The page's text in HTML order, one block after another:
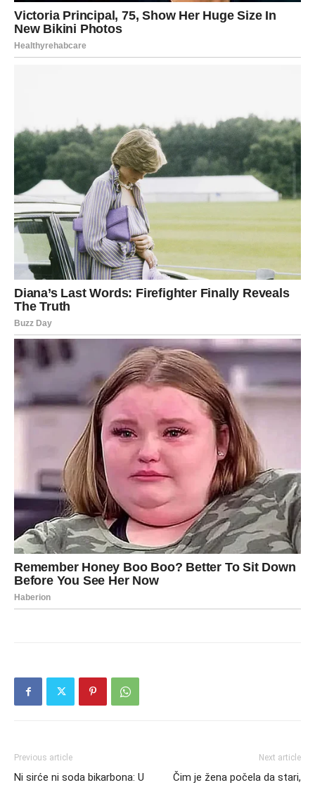
Previous article
Ni sirće ni soda bikarbona: U
Next article
Čim je žena počela da stari,